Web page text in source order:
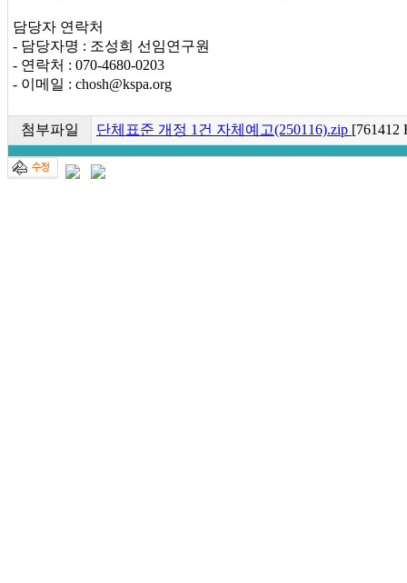
담당자 연락처
- 담당자명 : 조성희 선임연구원
- 연락처 : 070-4680-0203
- 이메일 : chosh@kspa.org
첨부파일 단체표준 개정 1건 자체예고(250116).zip [761412